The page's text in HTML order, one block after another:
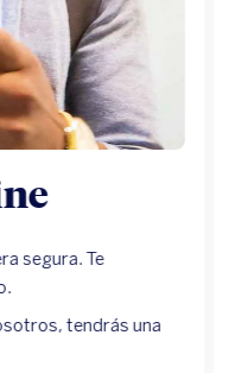
segura. Te
tendrás una